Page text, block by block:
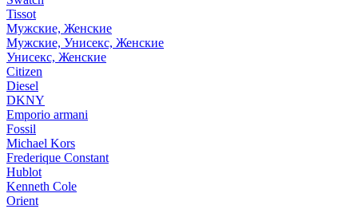
Tissot
Мужские, Женские
Мужские, Унисекс, Женские
Унисекс, Женские
Citizen
Diesel
DKNY
Emporio armani
Fossil
Michael Kors
Frederique Constant
Hublot
Kenneth Cole
Orient